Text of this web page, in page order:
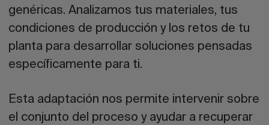
genéricas. Analizamos tus materiales, tus
condiciones de producción y los retos de tu
planta para desarrollar soluciones pensadas
específicamente para ti.
Esta adaptación nos permite intervenir sobre
el conjunto del proceso y ayudar a recuperar